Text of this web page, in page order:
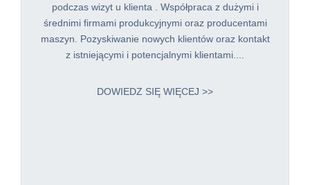
podczas wizyt u klienta . Współpraca z dużymi i
średnimi firmami produkcyjnymi oraz producentami
maszyn. Pozyskiwanie nowych klientów oraz kontakt
z istniejącymi i potencjalnymi klientami....
DOWIEDZ SIĘ WIĘCEJ >>